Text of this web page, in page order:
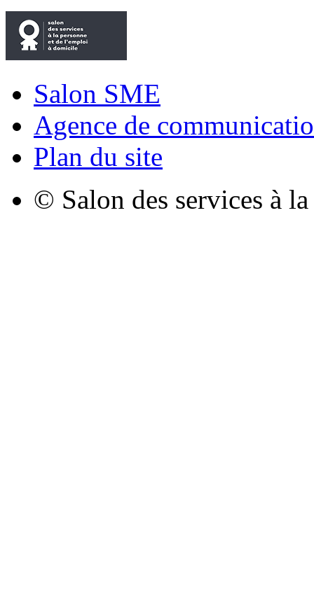
Salon SME
Agence de
Plan du site
© Salon des services à